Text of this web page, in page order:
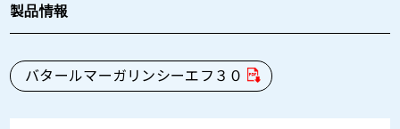
製品情報
バタールマーガリンシーエフ３０